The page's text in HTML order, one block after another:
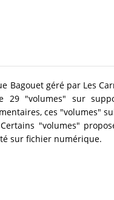
Bagouet géré par Les
29 "volumes" sur
ces "volumes"
"volumes"
sur fichier numérique.